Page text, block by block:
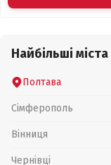
Найбільші міста
Полтава
Сімферополь
Вінниця
Чернівці